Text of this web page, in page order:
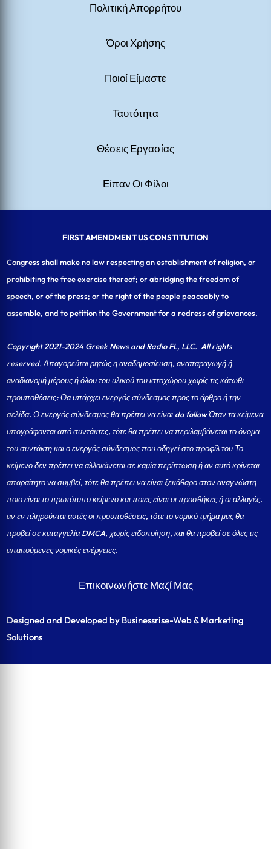
Πολιτική Απορρήτου
Όροι Χρήσης
Ποιοί Είμαστε
Ταυτότητα
Θέσεις Εργασίας
Είπαν Οι Φίλοι
FIRST AMENDMENT US CONSTITUTION
Congress shall make no law respecting an establishment of religion, or
prohibiting the free exercise thereof; or abridging the freedom of
speech, or of the press; or the right of the people peaceably to
assemble, and to petition the Government for a redress of grievances.
Copyright 2021-2024 Greek News and Radio FL, LLC. All rights
reserved. Απαγορεύται ρητώς η αναδημοσίευση, αναπαραγωγή ή
αναδιανομή μέρους ή όλου του υλικού του ιστοχώρου χωρίς τις κάτωθι
προυποθέσεις: Θα υπάρχει ενεργός σύνδεσμος προς το άρθρο ή την
σελίδα.Ο ενεργός σύνδεσμος θα πρέπει να είναι do follow Όταν τα κείμενα
υπογράφονται από συντάκτες, τότε θα πρέπει να περιλαμβάνεται το όνομα
του συντάκτη και ο ενεργός σύνδεσμος που οδηγεί στο προφίλ του Το
κείμενο δεν πρέπει να αλλοιώνεται σε καμία περίπτωση ή αν αυτό κρίνεται
απαραίτητο να συμβεί, τότε θα πρέπει να είναι ξεκάθαρο στον αναγνώστη
ποιο είναι το πρωτότυπο κείμενο και ποιες είναι οι προσθήκες ή οι αλλαγές.
αν εν πληρούνται αυτές οι προυποθέσεις, τότε το νομικό τμήμα μας θα
προβεί σε καταγγελία DMCA, χωρίς ειδοποίηση, και θα προβεί σε όλες τις
απαιτούμενες νομικές ενέργειες.
Επικοινωνήστε Μαζί Μας
Designed and Developed by Businessrise-Web & Marketing
Solutions